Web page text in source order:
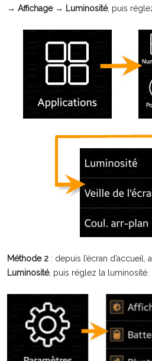
→ Affichage→ Luminosité, puis
Méthode 2: depuis l’écran d’accueil,
Luminosité, puis réglez la luminosité.